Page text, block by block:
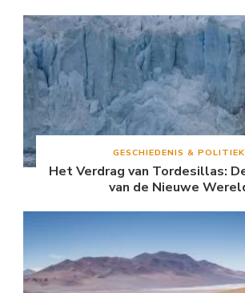
GESCHIEDENIS & POLITIEK
Het Verdrag van Tordesillas:
van de Nieuwe